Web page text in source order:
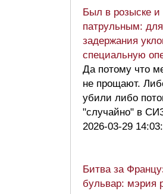
Был в розыске и
патрульным: для
задержания
специальную
Да потому что
не прощают.
убили либо
"случайно" в
2026-03-29
Битва за
бульвар: мэрия